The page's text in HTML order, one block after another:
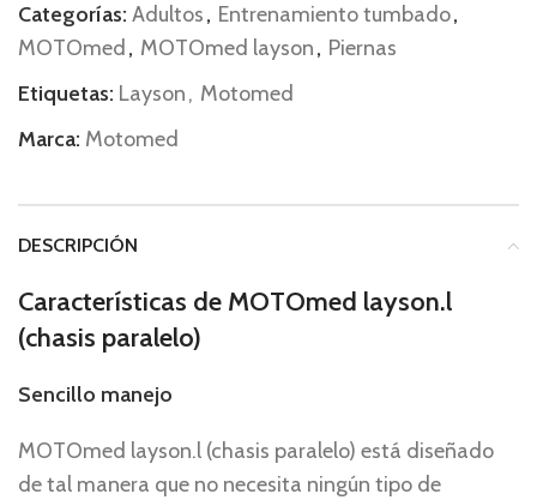
Categorías: Adultos, Entrenamiento tumbado,
MOTOmed , MOTOmed layson, Piernas
Etiquetas: Layson, Motomed
Marca: Motomed
DESCRIPCIÓN
Características de MOTOmed layson.l
(chasis paralelo)
Sencillo manejo
MOTOmed layson.l (chasis paralelo) está diseñado
de tal manera que no necesita ningún tipo de